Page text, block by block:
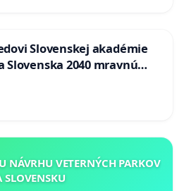
Slovenskej akadémie
Slovenska 2040 mravnú
NÁVRHU VETERNÝCH PARKOV
SLOVENSKU